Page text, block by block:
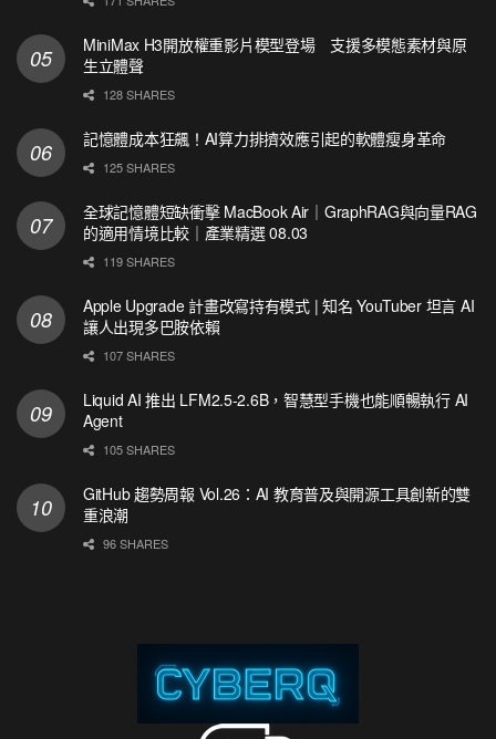
MiniMax H3開放權重影片模型登場 支援多模態素材與原
生立體聲
128 SHARES
記憶體成本狂飆！AI算力排擠效應引起的軟體瘦身革命
125 SHARES
全球記憶體短缺衝擊 MacBook Air｜GraphRAG與向量RAG
的適用情境比較｜產業精選 08.03
119 SHARES
Apple Upgrade 計畫改寫持有模式 | 知名 YouTuber 坦言 AI
讓人出現多巴胺依賴
107 SHARES
Liquid AI 推出 LFM2.5-2.6B，智慧型手機也能順暢執行 AI
Agent
105 SHARES
GitHub 趨勢周報 Vol.26：AI 教育普及與開源工具創新的雙
重浪潮
96 SHARES